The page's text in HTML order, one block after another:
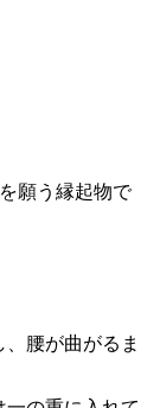
願う縁起物で
腰が曲がるま